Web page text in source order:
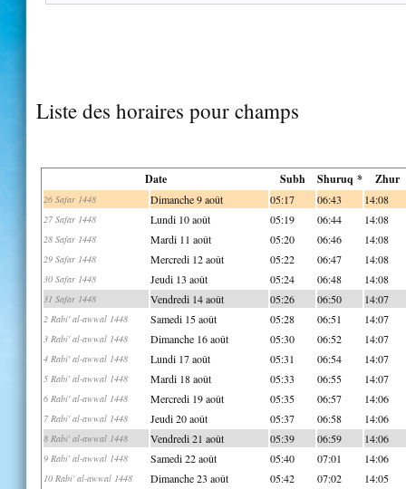
Liste des horaires pour champs
Date Subh Shuruq * Zhur
26 Safar 1448 Dimanche 9 août 05:17 06:43 14:08
27 Safar 1448 Lundi 10 août 05:19 06:44 14:08
28 Safar 1448 Mardi 11 août 05:20 06:46 14:08
29 Safar 1448 Mercredi 12 août 05:22 06:47 14:08
30 Safar 1448 Jeudi 13 août 05:24 06:48 14:08
31 Safar 1448 Vendredi 14 août 05:26 06:50 14:07
2 Rabi' al-awwal 1448 Samedi 15 août 05:28 06:51 14:07
3 Rabi' al-awwal 1448 Dimanche 16 août 05:30 06:52 14:07
4 Rabi' al-awwal 1448 Lundi 17 août 05:31 06:54 14:07
5 Rabi' al-awwal 1448 Mardi 18 août 05:33 06:55 14:07
6 Rabi' al-awwal 1448 Mercredi 19 août 05:35 06:57 14:06
7 Rabi' al-awwal 1448 Jeudi 20 août 05:37 06:58 14:06
8 Rabi' al-awwal 1448 Vendredi 21 août 05:39 06:59 14:06
9 Rabi' al-awwal 1448 Samedi 22 août 05:40 07:01 14:06
10 Rabi' al-awwal 1448 Dimanche 23 août 05:42 07:02 14:05